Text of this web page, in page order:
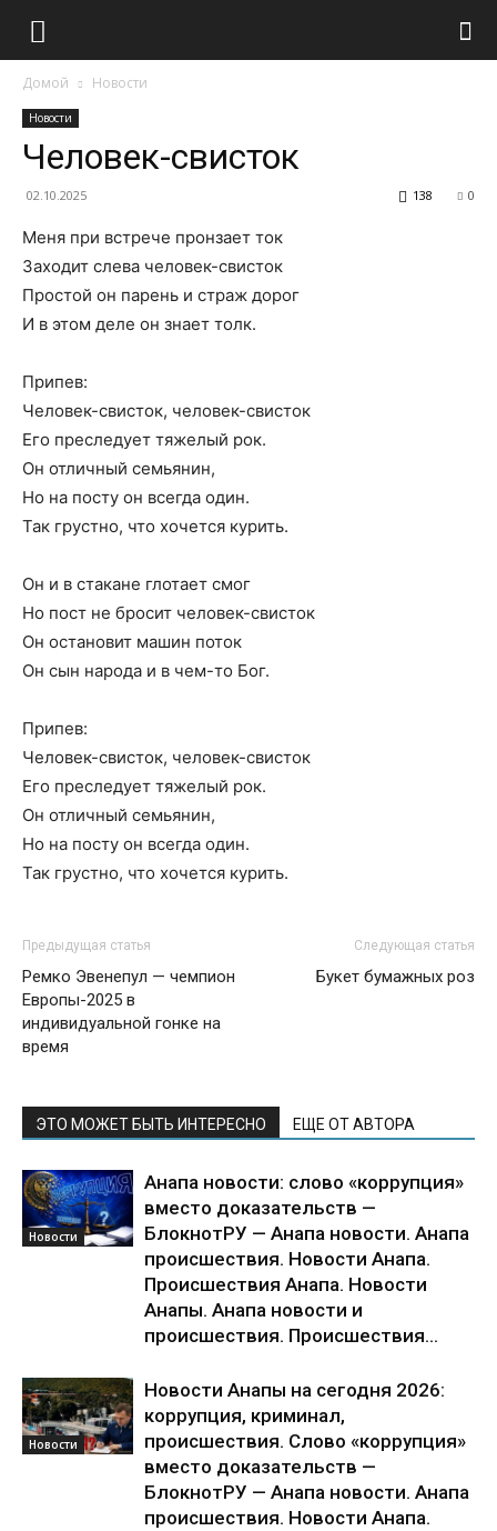
Домой Новости
Новости
Человек-свисток
02.10.2025 0
138
Меня при встрече пронзает ток
Заходит слева человек-свисток
Простой он парень и страж дорог
И в этом деле он знает толк.
Припев:
Человек-свисток, человек-свисток
Его преследует тяжелый рок.
Он отличный семьянин,
Но на посту он всегда один.
Так грустно, что хочется курить.
Он и в стакане глотает смог
Но пост не бросит человек-свисток
Он остановит машин поток
Он сын народа и в чем-то Бог.
Припев:
Человек-свисток, человек-свисток
Его преследует тяжелый рок.
Он отличный семьянин,
Но на посту он всегда один.
Так грустно, что хочется курить.
Предыдущая статья
Ремко Эвенепул — чемпион
Европы-2025 в
индивидуальной гонке на
время
Следующая статья
Букет бумажных роз
ЭТО МОЖЕТ БЫТЬ ИНТЕРЕСНО ЕЩЕ ОТ АВТОРА
Новости
Анапа новости: слово «коррупция»
вместо доказательств —
БлокнотРУ — Анапа новости. Анапа
происшествия. Новости Анапа.
Происшествия Анапа. Новости
Анапы. Анапа новости и
происшествия. Происшествия...
Новости
Новости Анапы на сегодня 2026:
коррупция, криминал,
происшествия. Слово «коррупция»
вместо доказательств —
БлокнотРУ — Анапа новости. Анапа
происшествия. Новости Анапа.